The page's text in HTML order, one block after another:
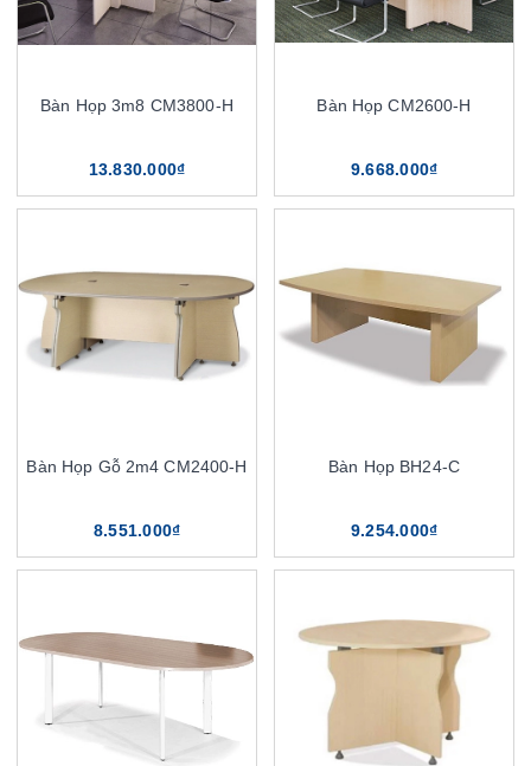
Bàn Họp 3m8 CM3800-H
13.830.000₫
Bàn Họp CM2600-H
9.668.000₫
Bàn Họp Gỗ 2m4 CM2400-H
8.551.000₫
Bàn Họp BH24-C
9.254.000₫